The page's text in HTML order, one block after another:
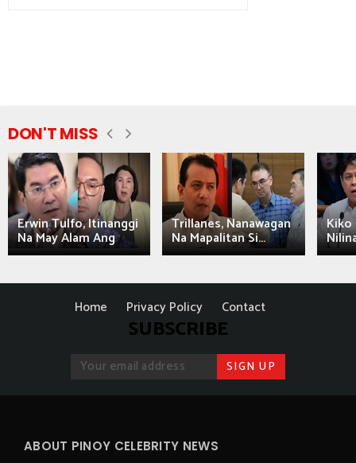
DON'T MISS
Erwin Tulfo, Itinanggi
Na May Alam Ang
Trillanes, Nanawagan
Na Mapalitan Si...
Kiko
Home Privacy Policy Contact
SUBSCRIBE
ABOUT PINOY CELEBRITY NEWS